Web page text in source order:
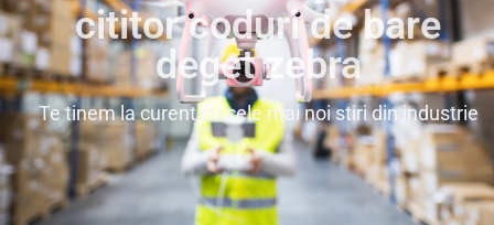
cititor coduri de bare
deget zebra
Te tinem la curent cu cele mai noi stiri din industrie